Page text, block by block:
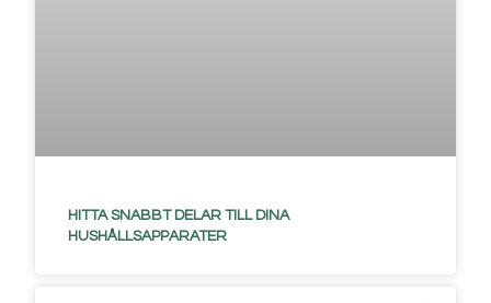
HITTA SNABBT DELAR TILL DINA
HUSHÅLLSAPPARATER